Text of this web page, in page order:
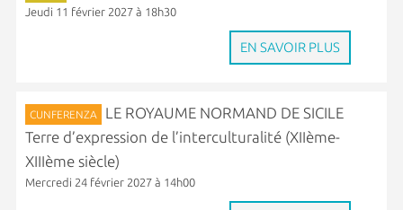
Jeudi 11 février 2027 à 18h30
EN SAVOIR PLUS
CUNFERENZA
LE ROYAUME NORMAND DE SICILE
Terre d’expression de l’interculturalité (XIIème-
XIIIème siècle)
Mercredi 24 février 2027 à 14h00